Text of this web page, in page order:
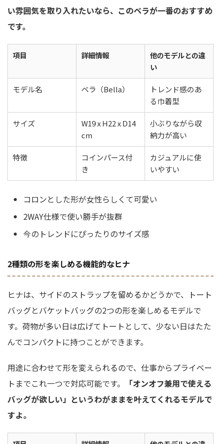
い雰囲気を取り入れたいなら、このベラが一番のおすすめ
です。
項目 詳細情報
他のモデルとの違
い
モデル名 ベラ（Bella）
トレンド感のあ
る巾着型
サイズ
W19 x H22 x D14
cm
小ぶりながら収
納力が高い
特徴
コインパース付
き
カジュアルに使
いやすい
コロンとした形が女性らしくて可愛い
2WAY仕様で使い勝手が抜群
今のトレンドにぴったりのサイズ感
2種類の形を楽しめる機能的なヒナ
ヒナは、サイドのストラップを留めるかどうかで、トート
バッグとバケットバッグの2つの形を楽しめるモデルで
す。荷物が多い日は広げてトートとして、少ない日はたた
んでコンパクトに持つことができます。
用途に合わせて形を変えられるので、仕事からプライベー
トまでこれ一つで対応可能です。
「オンオフ兼用で使える
バッグが欲しい」というわがままを叶えてくれるモデルで
すよ。